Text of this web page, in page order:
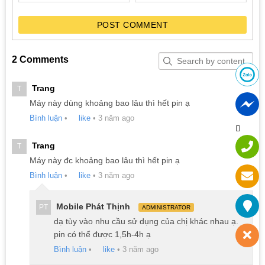
việc nhóm với nhiều người nhưng góc nhìn theo chiều dọc khá
nhỏ, màu sắc hình ảnh sẽ mờ và nhòe khi hướng nhìn từ trên
hoặc từ dưới lên. Màn hình Vostro V3558 hiển thị tốt ngoài trời
trong điều kiện mức độ ánh sáng trung bình.
POST COMMENT
2 Comments
T
Trang
Máy này dùng khoảng bao lâu thì hết pin ạ
Bình luận • like • 3 năm ago
T
Trang
Máy này đc khoảng bao lâu thì hết pin ạ
Bình luận • like • 3 năm ago
PT Mobile Phát Thịnh ADMINISTRATOR
dạ tùy vào nhu cầu sử dụng của chị khác nhau ạ.
pin có thể được 1,5h-4h ạ
Bình luận • like • 3 năm ago